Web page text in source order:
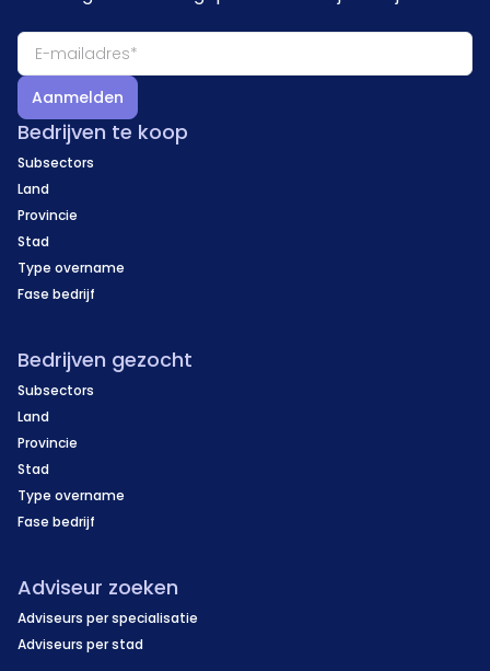
Aanmelden
Bedrijven te koop
Subsectors
Land
Provincie
Stad
Type overname
Fase bedrijf
Bedrijven gezocht
Subsectors
Land
Provincie
Stad
Type overname
Fase bedrijf
Adviseur zoeken
Adviseurs per specialisatie
Adviseurs per stad